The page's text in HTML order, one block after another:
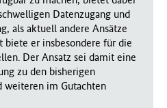
Datenzugang und
als aktuell andere Ansätze
er insbesondere für die
Der Ansatz sei damit eine
zu den bisherigen
weiteren im Gutachten